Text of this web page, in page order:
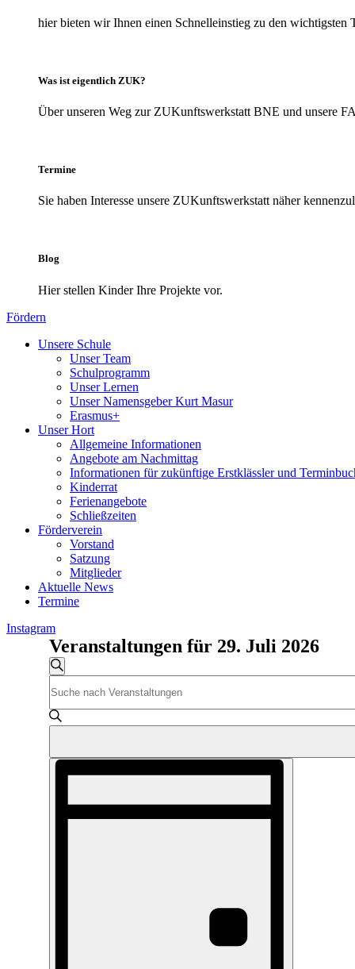
hier bieten wir Ihnen einen Schnelleinstieg zu den
Was ist eigentlich ZUK?
Über unseren Weg zur ZUKunftswerkstatt BNE und unsere
Termine
Sie haben Interesse unsere ZUKunftswerkstatt näher
Blog
Hier stellen Kinder Ihre Projekte vor.
Fördern
Unsere Schule
Unser Team
Schulprogramm
Unser Lernen
Unser Namensgeber Kurt Masur
Erasmus+
Unser Hort
Allgemeine Informationen
Angebote am Nachmittag
Informationen für zukünftige Erstklässler und
Kinderrat
Ferienangebote
Schließzeiten
Förderverein
Vorstand
Satzung
Mitglieder
Aktuelle News
Termine
Instagram
Veranstaltungen für 29. Juli 2026
Veranstaltungen
Suche
und
Ansichten,
Navigation
Suche
Schlüsselwort
eingeben.
Suche
Veranstaltungen
Schlüsselwort.
Veranstaltung
Navigation